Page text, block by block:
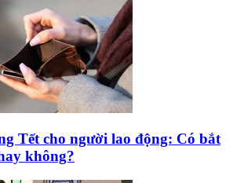
Tết cho người lao động: Có bắt
không?